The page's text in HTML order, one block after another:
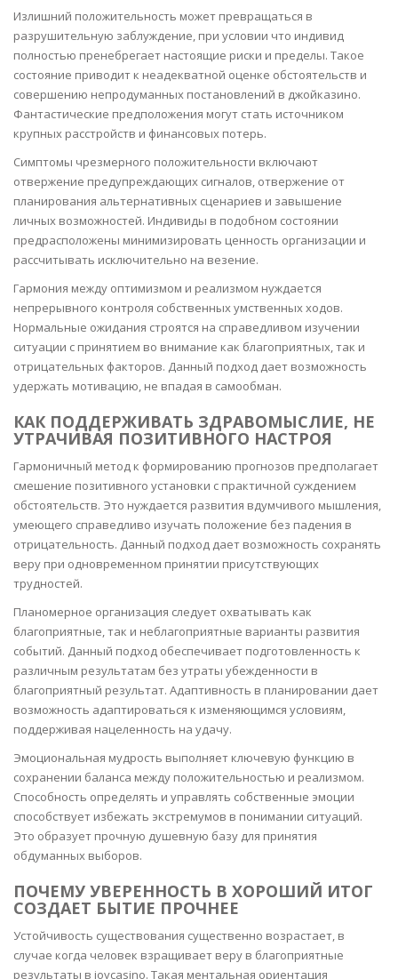
Излишний положительность может превращаться в
разрушительную заблуждение, при условии что индивид
полностью пренебрегает настоящие риски и пределы. Такое
состояние приводит к неадекватной оценке обстоятельств и
совершению непродуманных постановлений в джойказино.
Фантастические предположения могут стать источником
крупных расстройств и финансовых потерь.
Симптомы чрезмерного положительности включают
отвержение предупреждающих сигналов, отвержение от
планирования альтернативных сценариев и завышение
личных возможностей. Индивиды в подобном состоянии
предрасположены минимизировать ценность организации и
рассчитывать исключительно на везение.
Гармония между оптимизмом и реализмом нуждается
непрерывного контроля собственных умственных ходов.
Нормальные ожидания строятся на справедливом изучении
ситуации с принятием во внимание как благоприятных, так и
отрицательных факторов. Данный подход дает возможность
удержать мотивацию, не впадая в самообман.
КАК ПОДДЕРЖИВАТЬ ЗДРАВОМЫСЛИЕ, НЕ
УТРАЧИВАЯ ПОЗИТИВНОГО НАСТРОЯ
Гармоничный метод к формированию прогнозов предполагает
смешение позитивного установки с практичной суждением
обстоятельств. Это нуждается развития вдумчивого мышления,
умеющего справедливо изучать положение без падения в
отрицательность. Данный подход дает возможность сохранять
веру при одновременном принятии присутствующих
трудностей.
Планомерное организация следует охватывать как
благоприятные, так и неблагоприятные варианты развития
событий. Данный подход обеспечивает подготовленность к
различным результатам без утраты убежденности в
благоприятный результат. Адаптивность в планировании дает
возможность адаптироваться к изменяющимся условиям,
поддерживая нацеленность на удачу.
Эмоциональная мудрость выполняет ключевую функцию в
сохранении баланса между положительностью и реализмом.
Способность определять и управлять собственные эмоции
способствует избежать экстремумов в понимании ситуаций.
Это образует прочную душевную базу для принятия
обдуманных выборов.
ПОЧЕМУ УВЕРЕННОСТЬ В ХОРОШИЙ ИТОГ
СОЗДАЕТ БЫТИЕ ПРОЧНЕЕ
Устойчивость существования существенно возрастает, в
случае когда человек взращивает веру в благоприятные
результаты в joycasino. Такая ментальная ориентация